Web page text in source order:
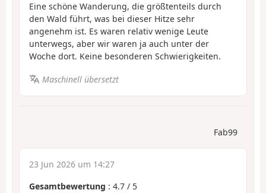
Eine schöne Wanderung, die größtenteils durch
den Wald führt, was bei dieser Hitze sehr
angenehm ist. Es waren relativ wenige Leute
unterwegs, aber wir waren ja auch unter der
Woche dort. Keine besonderen Schwierigkeiten.
Maschinell übersetzt
Fab99
23 Jun 2026 um 14:27
Gesamtbewertung : 4.7 / 5